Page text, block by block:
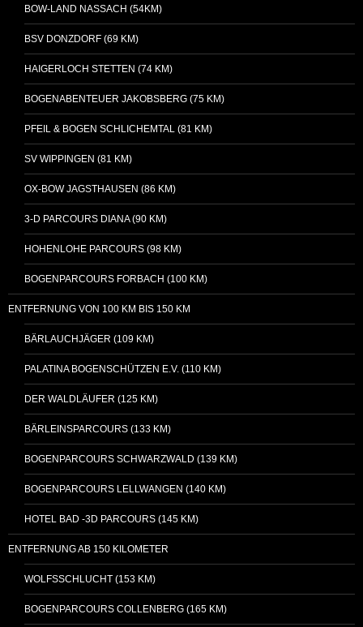
BOW-LAND NASSACH (54KM)
BSV DONZDORF (69 KM)
HAIGERLOCH STETTEN (74 KM)
BOGENABENTEUER JAKOBSBERG (75 KM)
PFEIL & BOGEN SCHLICHEMTAL (81 KM)
SV WIPPINGEN (81 KM)
OX-BOW JAGSTHAUSEN (86 KM)
3-D PARCOURS DIANA (90 KM)
HOHENLOHE PARCOURS (98 KM)
BOGENPARCOURS FORBACH (100 KM)
ENTFERNUNG VON 100 KM BIS 150 KM
BÄRLAUCHJÄGER (109 KM)
PALATINA BOGENSCHÜTZEN E.V. (110 KM)
DER WALDLÄUFER (125 KM)
BÄRLEINSPARCOURS (133 KM)
BOGENPARCOURS SCHWARZWALD (139 KM)
BOGENPARCOURS LELLWANGEN (140 KM)
HOTEL BAD -3D PARCOURS (145 KM)
ENTFERNUNG AB 150 KILOMETER
WOLFSSCHLUCHT (153 KM)
BOGENPARCOURS COLLENBERG (165 KM)